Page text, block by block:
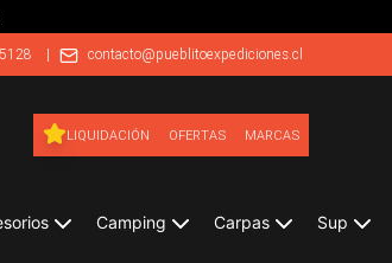
| contacto@pueblitoexpediciones.cl
LIQUIDACIÓN OFERTAS MARCAS
Camping Carpas Sup